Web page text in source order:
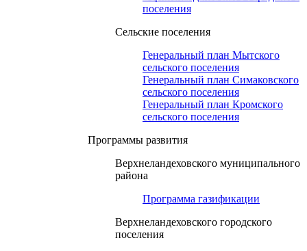
поселения
Сельские поселения
Генеральный план Мытского
сельского поселения
Генеральный план Симаковского
сельского поселения
Генеральный план Кромского
сельского поселения
Программы развития
Верхнеландеховского муниципального
района
Программа газификации
Верхнеландеховского городского
поселения